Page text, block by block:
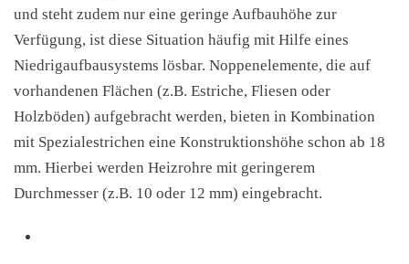
und steht zudem nur eine geringe Aufbauhöhe zur
Verfügung, ist diese Situation häufig mit Hilfe eines
Niedrigaufbausystems lösbar. Noppenelemente, die auf
vorhandenen Flächen (z.B. Estriche, Fliesen oder
Holzböden) aufgebracht werden, bieten in Kombination
mit Spezialestrichen eine Konstruktionshöhe schon ab 18
mm. Hierbei werden Heizrohre mit geringerem
Durchmesser (z.B. 10 oder 12 mm) eingebracht.